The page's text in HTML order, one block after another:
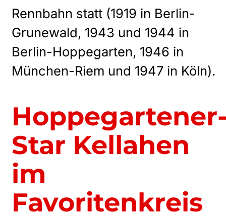
Rennbahn statt (1919 in Berlin-
Grunewald, 1943 und 1944 in
Berlin-Hoppegarten, 1946 in
München-Riem und 1947 in Köln).
Star Kellahen
im
Favoritenkreis